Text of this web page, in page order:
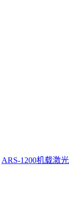
ARS-1200机载激光